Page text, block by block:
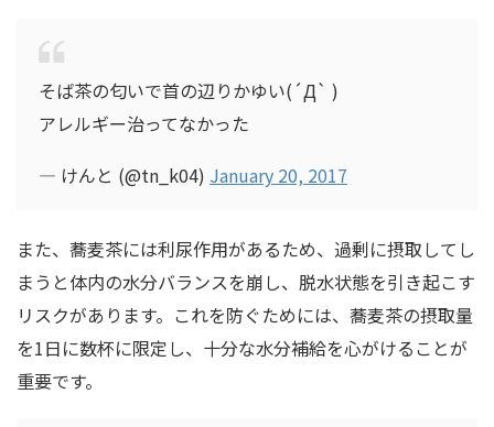
そば茶の匂いで首の辺りかゆい(´Д` )
アレルギー治ってなかった
— けんと (@tn_k04) January 20, 2017
また、蕎麦茶には利尿作用があるため、過剰に摂取してし
まうと体内の水分バランスを崩し、脱水状態を引き起こす
リスクがあります。これを防ぐためには、蕎麦茶の摂取量
を1日に数杯に限定し、十分な水分補給を心がけることが
重要です。